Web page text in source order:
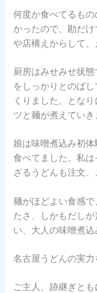
何度か食べてるも
かったので、勘だ
や店構えからして
厨房はみせみせ状
をしっかりとのば
くりました。とな
ツと麺が煮えていき
娘は味噌煮込み初体
食べてました。私
ざるうどんも注文、
麺がほどよい食感
たさ、しかもだし
い、大人の味噌煮込
名古屋うどんの実力
ご主人、跡継ぎと